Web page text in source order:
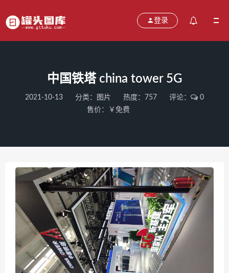
登录
中国铁塔 china tower 5G
2021-10-13 分类： 图片 热度：757 评论：
0
售价：￥免费